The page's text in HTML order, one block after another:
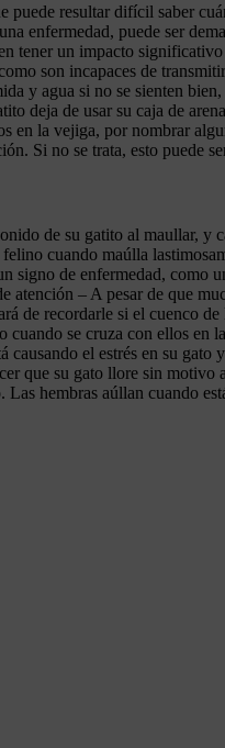
puede resultar difícil saber
enfermedad, puede ser
tener un impacto
son incapaces de
y agua si no se sienten
deja de usar su caja de
en la vejiga, por nombrar
Si no se trata, esto puede
de su gatito al maullar,
cuando maúlla
signo de enfermedad,
– A pesar de que
de recordarle si el cuenco
se cruza con ellos en
causando el estrés en su
que su gato llore sin
hembras aúllan cuando